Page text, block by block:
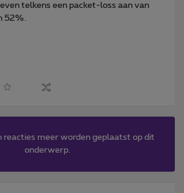
telkens een packet-loss aan van
52%.
reacties meer worden geplaatst op dit
onderwerp.